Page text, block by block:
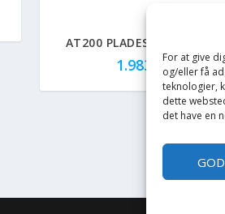
For at give
og/eller få
teknologier,
dette
det have en
AT200 PLADESAKS OG
1.983,75kr.